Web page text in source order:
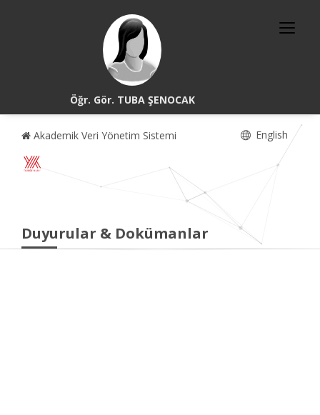
Öğr. Gör. TUBA ŞENOCAK
Akademik Veri Yönetim Sistemi English
Duyurular & Dokümanlar